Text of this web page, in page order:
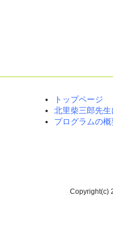
トップページ
北里柴三郎先
プログラムの概
Copyright(c)